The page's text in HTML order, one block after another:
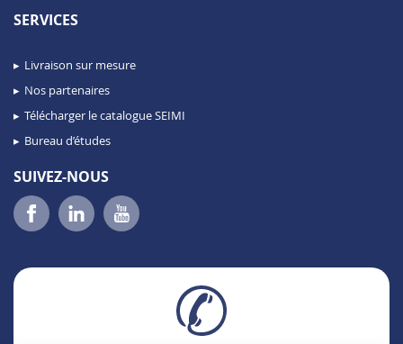
SERVICES
Livraison sur mesure
Nos partenaires
Télécharger le catalogue SEIMI
Bureau d’études
SUIVEZ-NOUS